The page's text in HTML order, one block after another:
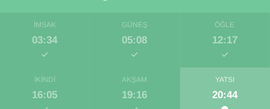
İMSAK
03:34
GÜNEŞ
05:08
ÖĞLE
12:17
İKINDI
16:05
AKŞAM
19:16
YATSI
20:44